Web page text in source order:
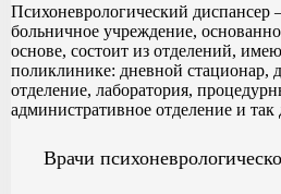
Психоневрологический диспансер
больничное учреждение,
основе, состоит из отделений,
поликлинике: дневной стационар,
отделение, лаборатория,
административное отделение и так
Врачи